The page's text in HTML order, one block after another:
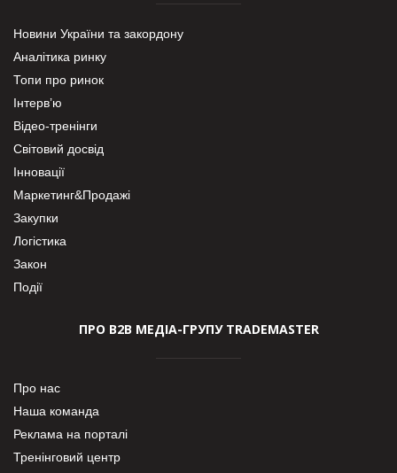
Новини України та закордону
Аналітика ринку
Топи про ринок
Інтерв’ю
Відео-тренінги
Світовий досвід
Інновації
Маркетинг&Продажі
Закупки
Логістика
Закон
Події
ПРО В2В МЕДІА-ГРУПУ TRADEMASTER
Про нас
Наша команда
Реклама на порталі
Тренінговий центр